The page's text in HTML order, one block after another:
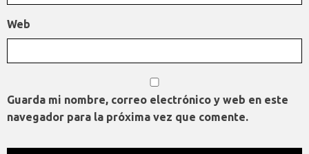
Web
Guarda mi nombre, correo electrónico y web en este
navegador para la próxima vez que comente.